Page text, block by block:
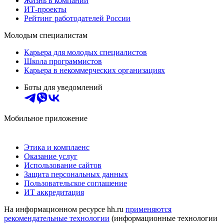
ИТ-проекты
Рейтинг работодателей России
Молодым специалистам
Карьера для молодых специалистов
Школа программистов
Карьера в некоммерческих организациях
Боты для уведомлений
Мобильное приложение
Этика и комплаенс
Оказание услуг
Использование сайтов
Защита персональных данных
Пользовательское соглашение
ИТ аккредитация
На информационном ресурсе hh.ru применяются
рекомендательные технологии (информационные технологии